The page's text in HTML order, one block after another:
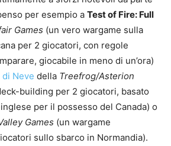
per esempio a Test of Fire: Full
Games (un vero wargame sulla
per 2 giocatori, con regole
giocabile in meno di un’ora)
Neve della Treefrog/Asterion
building per 2 giocatori, basato
per il possesso del Canada) o
Games (un wargame
sullo sbarco in Normandia).